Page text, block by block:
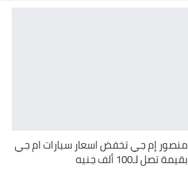
منصور إم جي تخفض اسعار سيارات ام جي
بقيمة تصل لـ100 ألف جنيه